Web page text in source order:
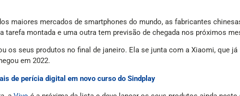
maiores mercados de smartphones do mundo, as fabricantes
tarefa montada e uma outra tem previsão de chegada nos próximos
os seus produtos no final de janeiro. Ela se junta com a Xiaomi, que
em 2022.
de perícia digital em novo curso do Sindplay